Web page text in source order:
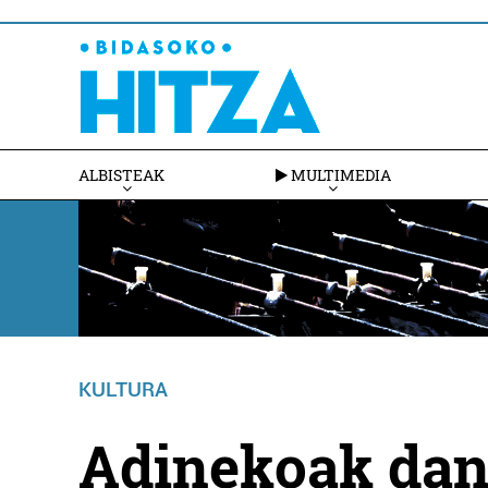
ALBISTEAK MULTIMEDIA
KULTURA
Adinekoak